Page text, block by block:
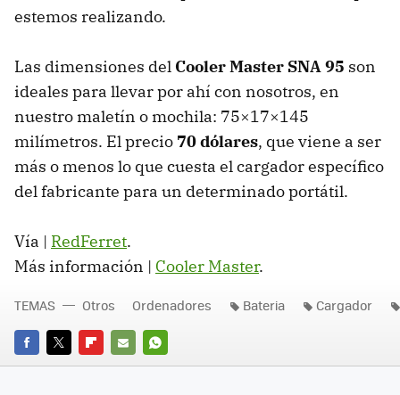
estemos realizando.
Las dimensiones del Cooler Master SNA95 son
ideales para llevar por ahí con nosotros, en
nuestro maletín o mochila: 75×17×145
milímetros. El precio 70 dólares, que viene a ser
más o menos lo que cuesta el cargador específico
del fabricante para un determinado portátil.
Vía | RedFerret.
Más información | Cooler Master.
FACEBOOK
TWITTERFLIPBOARD
E-
WHATSAPP
TEMAS Otros Ordenadores Bateria Cargador